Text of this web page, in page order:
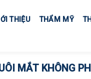
THIỆU THẨM MỸ
MẮT KHÔNG